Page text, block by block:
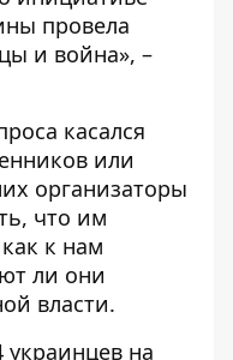
провела
и война», –
касался
или
организаторы
что им
к нам
ли они
власти.
на